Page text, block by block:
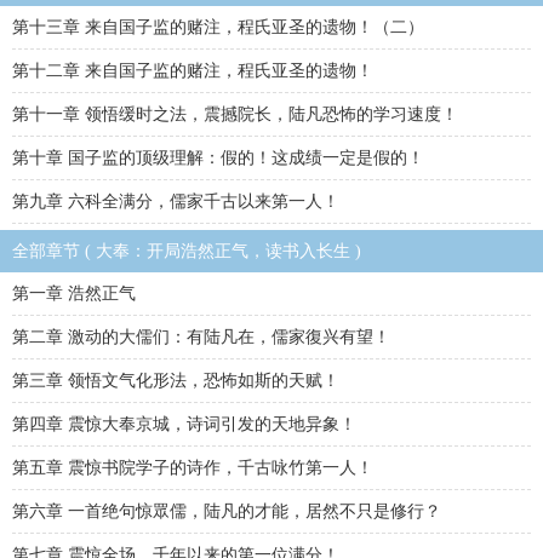
第十三章 来自国子监的赌注，程氏亚圣的遗物！（二）
第十二章 来自国子监的赌注，程氏亚圣的遗物！
第十一章 领悟缓时之法，震撼院长，陆凡恐怖的学习速度！
第十章 国子监的顶级理解：假的！这成绩一定是假的！
第九章 六科全满分，儒家千古以来第一人！
全部章节 ( 大奉：开局浩然正气，读书入长生 )
第一章 浩然正气
第二章 激动的大儒们：有陆凡在，儒家復兴有望！
第三章 领悟文气化形法，恐怖如斯的天赋！
第四章 震惊大奉京城，诗词引发的天地异象！
第五章 震惊书院学子的诗作，千古咏竹第一人！
第六章 一首绝句惊眾儒，陆凡的才能，居然不只是修行？